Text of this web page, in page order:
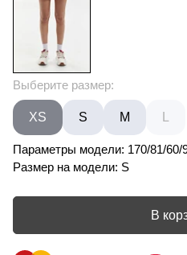
Выберите размер:
XS S M L
Параметры модели: 170/81/60/
Размер на модели: S
В